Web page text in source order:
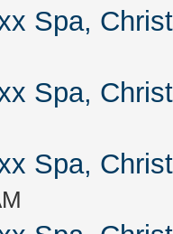
Spa,
Spa,
Spa,